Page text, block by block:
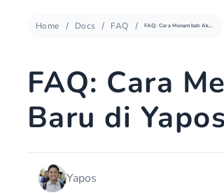
Home Docs FAQ FAQ: Cara Menambah Akun Baru di Yapos ERP
FAQ: Cara
Baru di
Yapos